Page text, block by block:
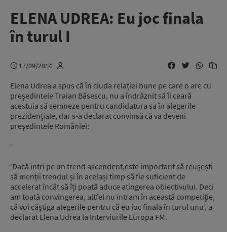
ELENA UDREA: Eu joc finala
în turul I
17/09/2014
Elena Udrea a spus că în ciuda relației bune pe care o are cu
președintele Traian Băsescu, nu a îndrăznit să îi ceară
acestuia să semneze pentru candidatura sa în alegerile
prezidențiale, dar s-a declarat convinsă că va deveni
președintele României:
‘
‘Dacă intri pe un trend ascendent,este important să reușești
să menții trendul și în același timp să fie suficient de
accelerat încât să îți poată aduce atingerea obiectivului. Deci
am toată convingerea, altfel nu intram în această competiție,
că voi câștiga alegerile pentru că eu joc finala în turul unu’, a
declarat Elena Udrea la Interviurile Europa FM.